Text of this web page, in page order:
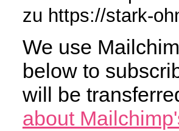
zu https://stark-
We use
below to
will be
about